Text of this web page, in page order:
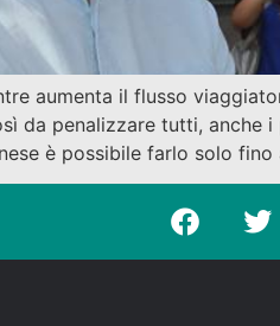
aumenta il flusso
da penalizzare tutti, anche
è possibile farlo solo fino